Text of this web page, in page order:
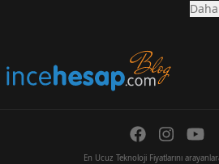
En Ucuz Teknoloji Fiyatlarını